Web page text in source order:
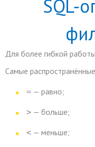
SQL-
Для более гибкой
Самые
= — равно;
> — больше;
< — меньше;